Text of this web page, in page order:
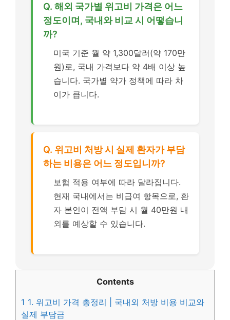
Q. 해외 국가별 위고비 가격은 어느
정도이며, 국내와 비교 시 어떻습니
까?
미국 기준 월 약 1,300달러(약 170만
원)로, 국내 가격보다 약 4배 이상 높
습니다. 국가별 약가 정책에 따라 차
이가 큽니다.
Q. 위고비 처방 시 실제 환자가 부담
하는 비용은 어느 정도입니까?
보험 적용 여부에 따라 달라집니다.
현재 국내에서는 비급여 항목으로, 환
자 본인이 전액 부담 시 월 40만원 내
외를 예상할 수 있습니다.
Contents
1 1. 위고비 가격 총정리 | 국내외 처방 비용 비교와
실제 부담금